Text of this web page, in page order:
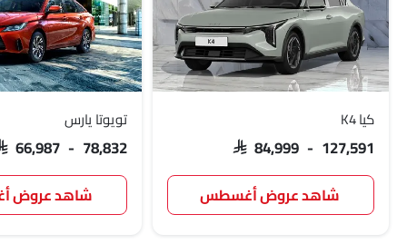
VGV لوسيد بي واي دي تانك
جيتور GWM سوإست جايكو
كيا K4
SAR 84,999 - 127,591
شاهد عروض أغسطس
تويوتا يارس
66,987 - 78,832
شاهد عروض